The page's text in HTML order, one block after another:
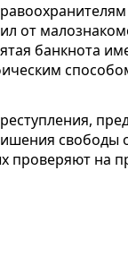
от
банкнота
свободы
проверяют на